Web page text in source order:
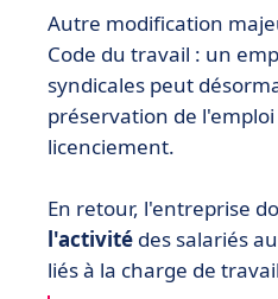
Autre modification
Code du travail : un
syndicales peut
préservation de
licenciement.
En retour, l'entreprise
l'activité des salariés
liés à la charge de